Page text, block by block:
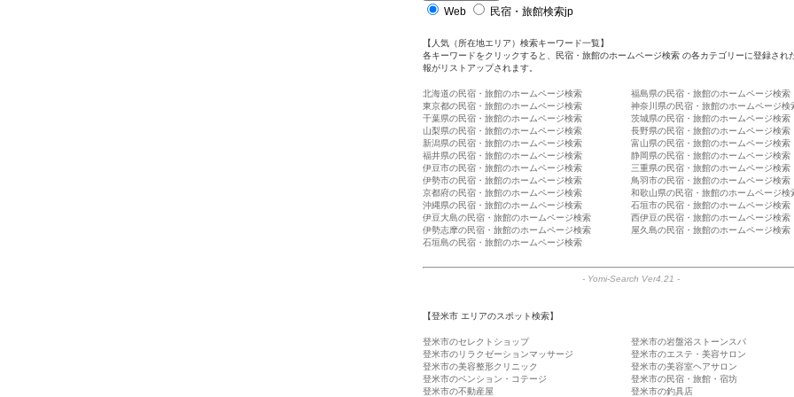
Web 民宿・旅館検索jp
【人気（所在地エリア）検索キーワード一覧】
各キーワードをクリックすると、民宿・旅館のホームページ検索 の各カテゴリーに登録され
報がリストアップされます。
北海道の民宿・旅館のホームページ検索
福島県の民宿・旅館のホームページ検索
東京都の民宿・旅館のホームページ検索
神奈川県の民宿・旅館のホームページ検
千葉県の民宿・旅館のホームページ検索
茨城県の民宿・旅館のホームページ検索
山梨県の民宿・旅館のホームページ検索
長野県の民宿・旅館のホームページ検索
新潟県の民宿・旅館のホームページ検索
富山県の民宿・旅館のホームページ検索
福井県の民宿・旅館のホームページ検索
静岡県の民宿・旅館のホームページ検索
伊豆市の民宿・旅館のホームページ検索
三重県の民宿・旅館のホームページ検索
伊勢市の民宿・旅館のホームページ検索
鳥羽市の民宿・旅館のホームページ検索
京都府の民宿・旅館のホームページ検索
和歌山県の民宿・旅館のホームページ検
沖縄県の民宿・旅館のホームページ検索
石垣市の民宿・旅館のホームページ検索
伊豆大島の民宿・旅館のホームページ検索
西伊豆の民宿・旅館のホームページ検索
伊勢志摩の民宿・旅館のホームページ検索
屋久島の民宿・旅館のホームページ検索
石垣島の民宿・旅館のホームページ検索
- Yomi-Search Ver4.21 -
【登米市 エリアのスポット検索】
登米市のセレクトショップ
登米市の岩盤浴ストーンスパ
登米市のリラクゼーションマッサージ
登米市のエステ・美容サロン
登米市の美容整形クリニック
登米市の美容室ヘアサロン
登米市のペンション・コテージ
登米市の民宿・旅館・宿坊
登米市の不動産屋
登米市の釣具店